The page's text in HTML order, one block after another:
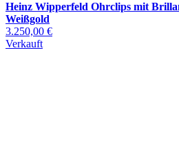
Heinz Wipperfeld Ohrclips mit
Weißgold
3.250,00 €
Verkauft